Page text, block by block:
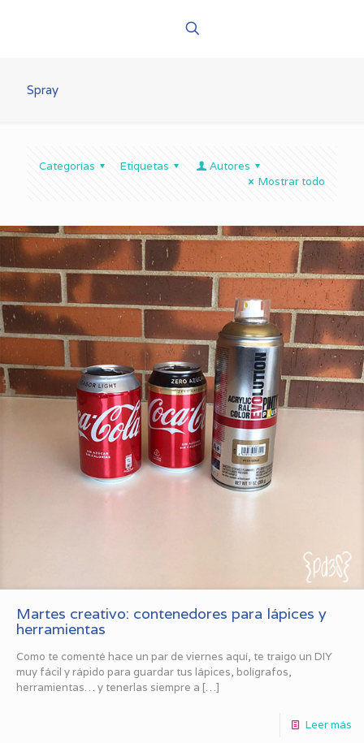
Spray
Categorías Etiquetas
Autores
Mostrar todo
Martes creativo: contenedores para lápices y
herramientas
Como te comenté hace un par de viernes aquí, te traigo un DIY
muy fácil y rápido para guardar tus lápices, bolígrafos,
herramientas… y tenerlas siempre a […]
Leer más